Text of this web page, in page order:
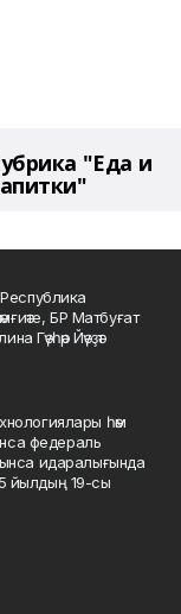
"Еда и
БР Матбуғат
Гәүһәр Йәүҙәт
һәм
федераль
идаралығында
йылдың 19-сы